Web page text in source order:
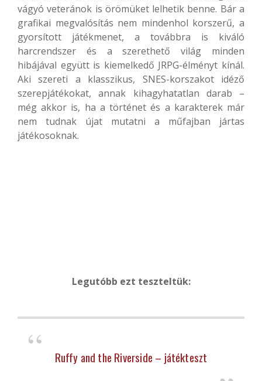
vágyó veteránok is örömüket lelhetik benne. Bár a
grafikai megvalósítás nem mindenhol korszerű, a
gyorsított játékmenet, a továbbra is kiváló
harcrendszer és a szerethető világ minden
hibájával együtt is kiemelkedő JRPG-élményt kínál.
Aki szereti a klasszikus, SNES-korszakot idéző
szerepjátékokat, annak kihagyhatatlan darab –
még akkor is, ha a történet és a karakterek már
nem tudnak újat mutatni a műfajban jártas
játékosoknak.
Legutóbb ezt teszteltük:
Ruffy and the Riverside – játékteszt